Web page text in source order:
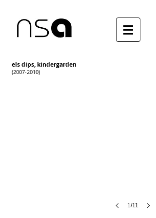
els dips, kindergarden
(2007-2010)
1/11